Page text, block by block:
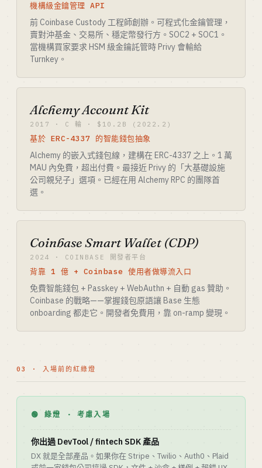
機構級金鑰管理 API
前 Coinbase Custody 工程師創辦。可程式化金鑰管理，
賣對沖基金、交易所、穩定幣發行方。SOC2 + SOC1。
當機構買家要求 HSM 級金鑰託管時 Privy 會輸給
Turnkey。
Alchemy Account Kit
2017 · C 輪 · $10.2B (2022.2)
基於 ERC-4337 的智能錢包抽象
Alchemy 的嵌入式錢包線，建構在 ERC-4337 之上。1 萬
MAU 內免費，超出付費。最接近 Privy 的「大基礎設施
公司親兒子」選項。已經在用 Alchemy RPC 的團隊首
選。
Coinbase Smart Wallet (CDP)
2024 · COINBASE 開發者平台
背靠 1 億 + Coinbase 使用者做導流入口
免費智能錢包 + Passkey + WebAuthn + 自動 gas 贊助。
Coinbase 的戰略——掌握錢包原語讓 Base 生態
onboarding 都走它。開發者免費用，靠 on-ramp 變現。
03 · 入場前的紅綠燈
🟢 綠燈 · 考慮入場
你出過 DevTool / fintech SDK 產品
DX 就是全部產品。如果你在 Stripe、Twilio、Auth0、Plaid